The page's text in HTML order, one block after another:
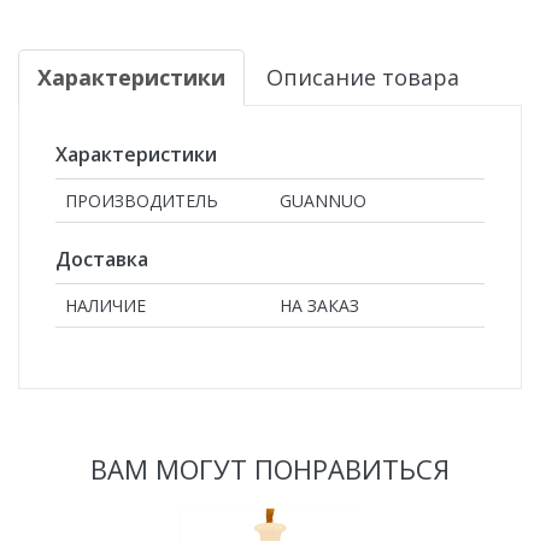
Характеристики Описание товара
Характеристики
ПРОИЗВОДИТЕЛЬ GUANNUO
Доставка
НАЛИЧИЕ НА ЗАКАЗ
ВАМ МОГУТ ПОНРАВИТЬСЯ